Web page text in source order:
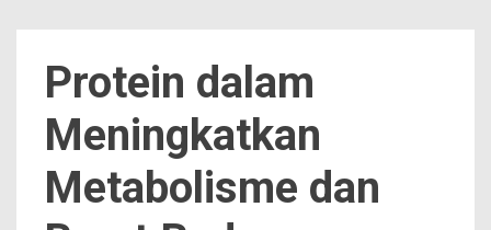
Protein dalam
Meningkatkan
Metabolisme dan